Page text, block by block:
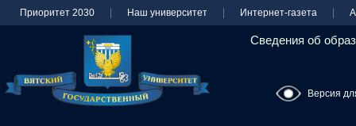
Приоритет 2030 Наш университет Интернет-газета
Сведения об
Версия